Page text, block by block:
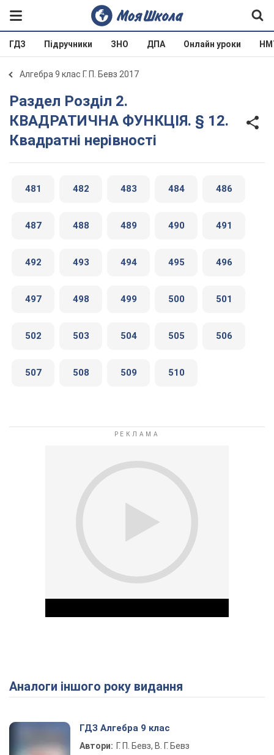
ГДЗ Підручники ЗНО ДПА Онлайн уроки
Алгебра 9 клас Г. П. Бевз 2017
Раздел Розділ 2.
КВАДРАТИЧНА ФУНКЦІЯ. § 12.
Квадратні нерівності
481 482 483 484 486
487 488 489 490 491
492 493 494 495 496
497 498 499 500 501
502 503 504 505 506
507 508 509 510
Play Video
Аналоги іншого року видання
ГДЗ Алгебра 9 клас
Автори: Г. П. Бевз, В. Г. Бевз